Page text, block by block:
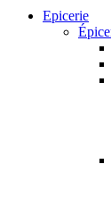
Epicerie